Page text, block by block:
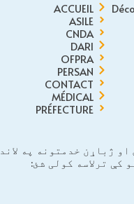
ACCUEIL
ASILE
CNDA
DARI
OFPRA
PERSAN
CONTACT
MÉDICAL
PRÉFECTURE
ژباړن خدمتونه په لاندې
کې ترلاسه کولی شئ: